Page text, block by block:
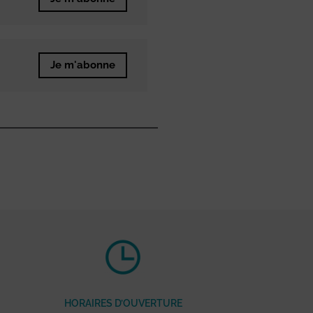
Je m'abonne
HORAIRES D’OUVERTURE